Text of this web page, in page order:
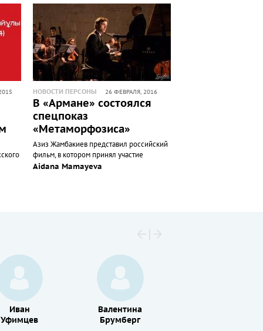
НОВОСТИ ПЕРСОНЫ 26 ФЕВРАЛЯ, 2016
В «Армане» состоялся
спецпоказ
«Метаморфозиса»
Азиз Жамбакиев представил российский
фильм, в котором принял участие
Aidana Mamayeva
Иван
Уфимцев
Валентина
Брумберг